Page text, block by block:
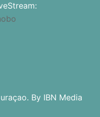
By IBN Media